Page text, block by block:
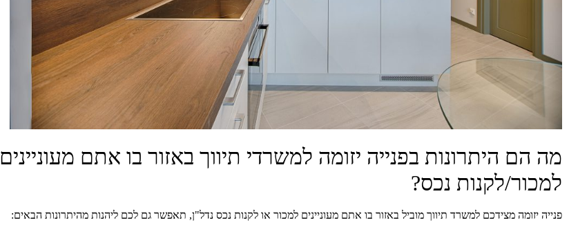
מה הם היתרונות בפנייה יזומה למשרדי תיווך באזור בו אתם מעוניינים
למכור/לקנות נכס?
פנייה יזומה מצידכם למשרד תיווך מוביל באזור בו אתם מעוניינים למכור או לקנות נכס נדל"ן, תאפשר גם לכם ליהנות מהיתרונות הבאים: